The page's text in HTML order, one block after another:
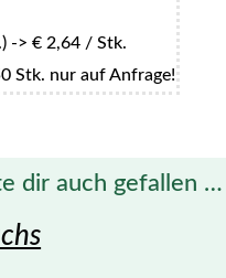
-> € 2,64 / Stk.
Stk. nur auf Anfrage!
dir auch gefallen …